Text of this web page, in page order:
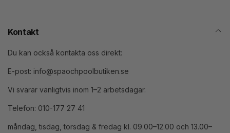
Kontakt
Du kan också kontakta oss direkt:
E-post: info@spaochpoolbutiken.se
Vi svarar vanligtvis inom 1–2 arbetsdagar.
Telefon: 010-177 27 41
måndag, tisdag, torsdag & fredag kl. 09.00–12.00 och 13.00–